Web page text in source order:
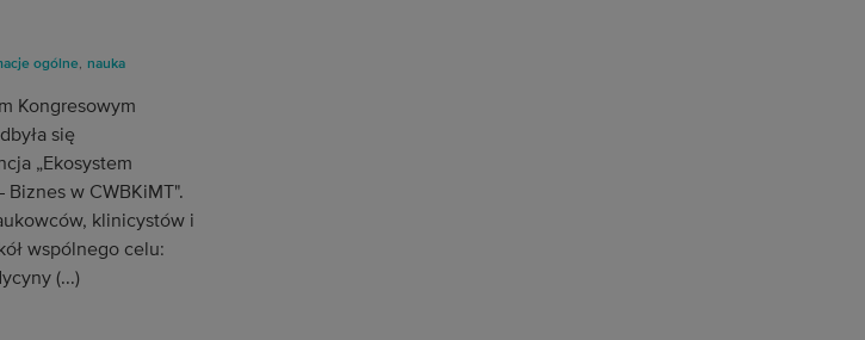
ogólne, nauka
Kongresowym
się
„Ekosystem
Biznes w CWBKiMT".
klinicystów i
wspólnego celu:
(...)